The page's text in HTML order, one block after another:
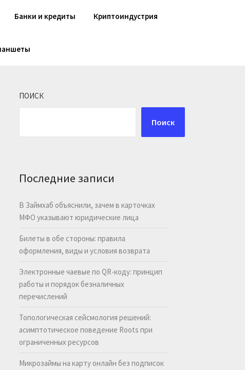
Банки и кредиты Криптоиндустрия
ПОИСК
Поиск
Последние записи
В Займхаб объяснили, зачем в карточках
МФО указывают юридические лица
Билеты в обе стороны: правила
оформления, виды и условия возврата
Электронные чаевые по QR-коду: принцип
работы и порядок безналичных
перечислений
Топологическая сейсмология решений:
асимптотическое поведение Roots при
ограниченных ресурсов
Микрозаймы на карту онлайн без подписок